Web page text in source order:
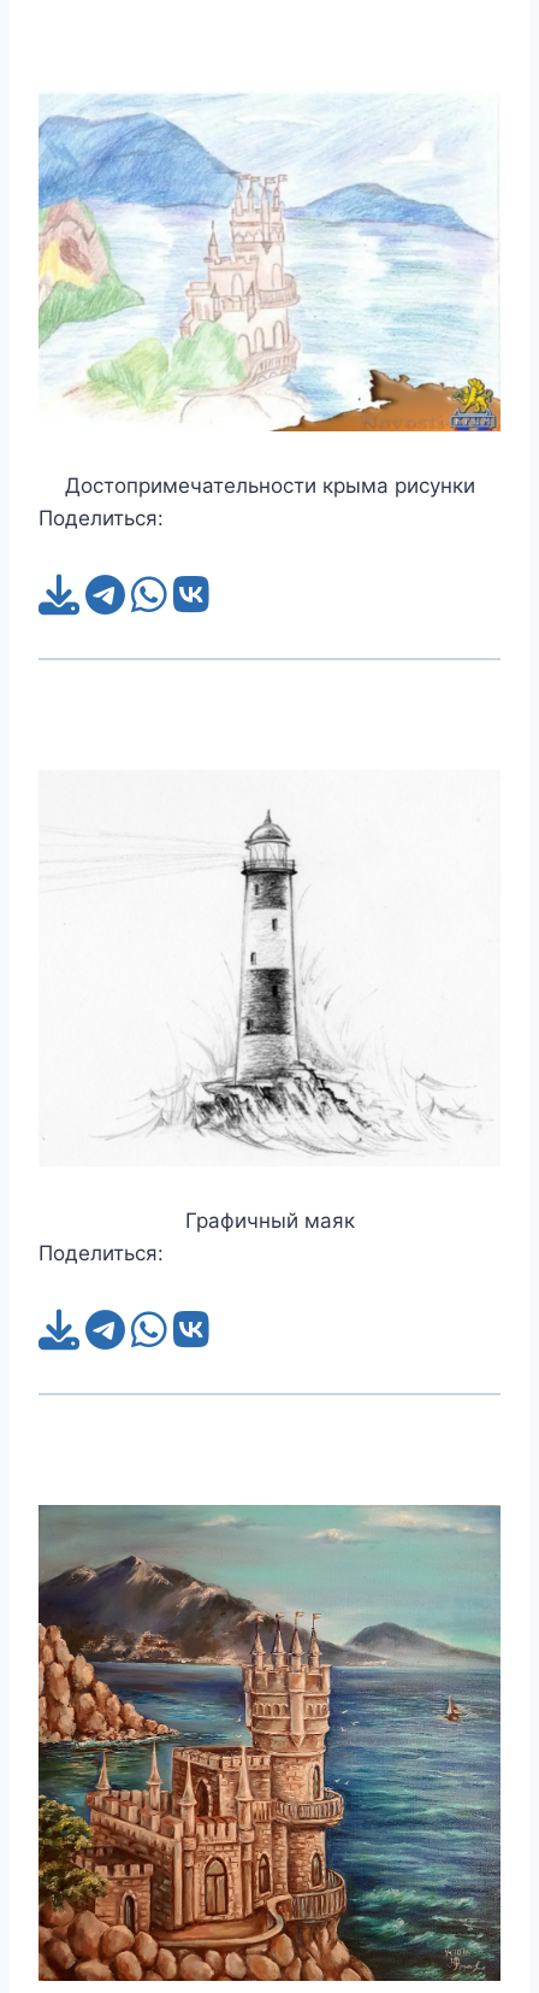
Достопримечательности крыма рисунки
Поделиться:
Графичный маяк
Поделиться: